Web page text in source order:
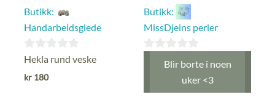
Butikk:
Handarbeidsglede
0
ut
Hekla rund veske
kr 180
Butikk:
MissDjeins perler
Blir borte i noen
uker <3